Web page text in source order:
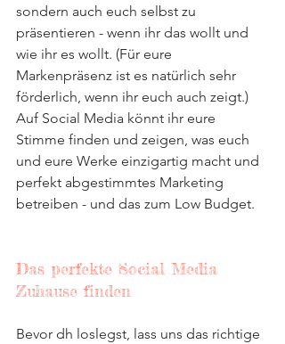
sondern auch euch selbst zu
präsentieren - wenn ihr das wollt und
wie ihr es wollt. (Für eure
Markenpräsenz ist es natürlich sehr
förderlich, wenn ihr euch auch zeigt.)
Auf Social Media könnt ihr eure
Stimme finden und zeigen, was euch
und eure Werke einzigartig macht und
perfekt abgestimmtes Marketing
betreiben - und das zum Low Budget.
Das perfekte Social Media
Zuhause finden
Bevor dh loslegst, lass uns das richtige